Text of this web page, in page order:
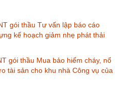
gói thầu Tư vấn lập báo cáo
kế hoạch giảm nhẹ phát thải
gói thầu Mua bảo hiểm cháy, nổ
tài sản cho khu nhà Công vụ của